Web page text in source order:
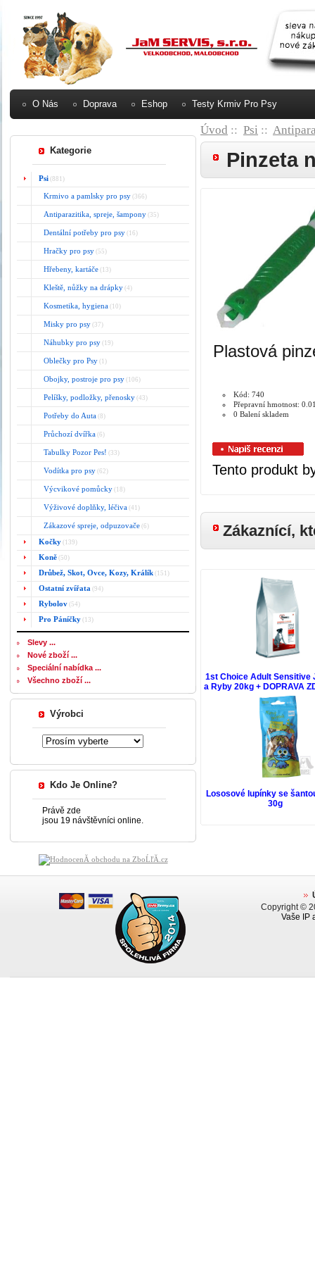
O Nás Doprava Eshop Testy Krmiv Pro Psy
Kategorie
Psi (881)
Krmivo a pamlsky pro psy (366)
Antiparazitika, spreje, šampony (35)
Dentální potřeby pro psy (16)
Hračky pro psy (55)
Hřebeny, kartáče (13)
Kleště, nůžky na drápky (4)
Kosmetika, hygiena (10)
Misky pro psy (37)
Náhubky pro psy (19)
Oblečky pro Psy (1)
Obojky, postroje pro psy (106)
Pelíšky, podložky, přenosky (43)
Potřeby do Auta (8)
Průchozí dvířka (6)
Tabulky Pozor Pes! (33)
Vodítka pro psy (62)
Výcvikové pomůcky (18)
Výživové doplňky, léčiva (41)
Zákazové spreje, odpuzovače (6)
Kočky (139)
Koně (50)
Drůbež, Skot, Ovce, Kozy, Králík (151)
Ostatní zvířata (94)
Rybolov (54)
Pro Páníčky (13)
Slevy ...
Nové zboží ...
Speciální nabídka ...
Všechno zboží ...
Výrobci
Kdo Je Online?
Právě zde
jsou 19 návštěvníci online.
Úvod :: Psi ::
Pinzeta
Plastová
Kód: 740
Přepravní hmotnost:
0 Balení skladem
Tento produkt
Zákaznící,
1st Choice Adult Sensitive
a Ryby 20kg + DOPRAVA
Lososové lupínky se
30g
Copyright ©
Vaše IP